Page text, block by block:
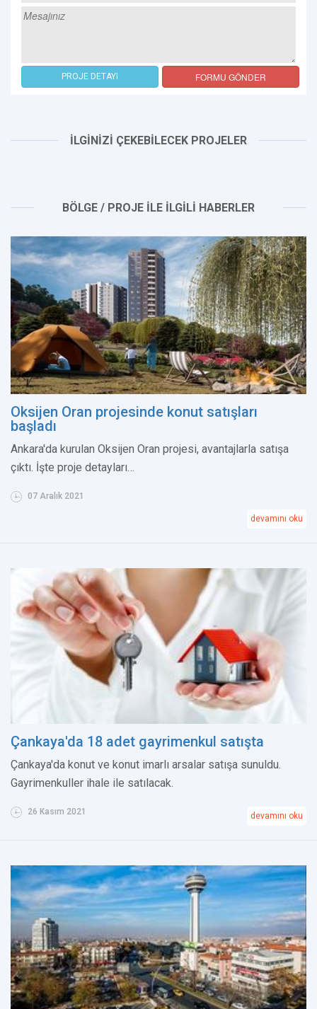
PROJE DETAYI FORMU GÖNDER
İLGİNİZİ ÇEKEBİLECEK PROJELER
BÖLGE / PROJE İLE İLGİLİ HABERLER
Oksijen Oran projesinde konut satışları
başladı
Ankara'da kurulan Oksijen Oran projesi, avantajlarla satışa
çıktı. İşte proje detayları…
07 Aralık 2021
devamını oku
Çankaya'da 18 adet gayrimenkul satışta
Çankaya'da konut ve konut imarlı arsalar satışa sunuldu.
Gayrimenkuller ihale ile satılacak.
26 Kasım 2021 devamını oku